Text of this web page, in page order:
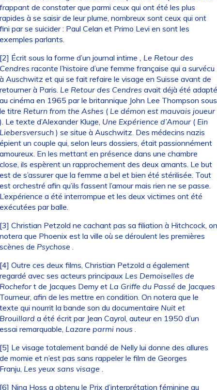
de constater que parmi ceux qui ont été les plus
à se saisir de leur plume, nombreux sont ceux qui ont
par se suicider : Paul Celan et Primo Levi en sont les
parlants.
Écrit sous la forme d’un journal intime , Le Retour des
raconte l’histoire d’une femme française qui a survécu
Auschwitz et qui se fait refaire le visage en Suisse avant de
à Paris. Le Retour des Cendres avait déjà été adapté
cinéma en 1965 par le britannique John Lee Thompson sous
titre Return from the Ashes ( Le démon est mauvais joueur
Le texte d’Alexander Kluge, Une Expérience d’Amour( Ein
) se situe à Auschwitz. Des médecins nazis
un couple qui, selon leurs dossiers, était passionnément
En les mettant en présence dans une chambre
ils espèrent un rapprochement des deux amants. Le but
de s’assurer que la femme a bel et bien été stérilisée. Tout
orchestré afin qu’ils fassent l’amour mais rien ne se passe.
a été interrompue et les deux victimes ont été
par balle.
Christian Petzold ne cachant pas sa filiation à Hitchcock, on
que Phoenix est la ville où se déroulent les premières
de Psychose .
Outre ces deux films, Christian Petzold a également
avec ses acteurs principaux Les Demoiselles de
t de Jacques Demy et La Griffe du Passé de Jacques
afin de les mettre en condition. On notera que le
qui nourrit la bande son du documentaire Nuit et
a été écrit par Jean Cayrol, auteur en 1950 d’un
remarquable, Lazare parmi nous .
Le visage totalement bandé de Nelly lui donne des allures
momie et n’est pas sans rappeler le film de Georges
Les yeux sans visage .
Nina Hoss a obtenu le Prix d’interprétation féminine au